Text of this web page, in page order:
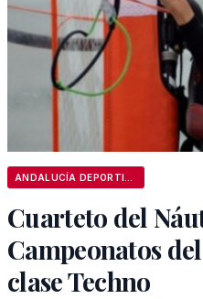
Cuarteto del
Campeonatos
clase Techno